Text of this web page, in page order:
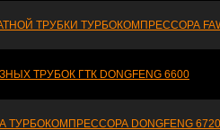
ТРУБКИ ТУРБОКОМПРЕССОРА
ТРУБОК ГТК DONGFENG 6600
DONGFENG 6720